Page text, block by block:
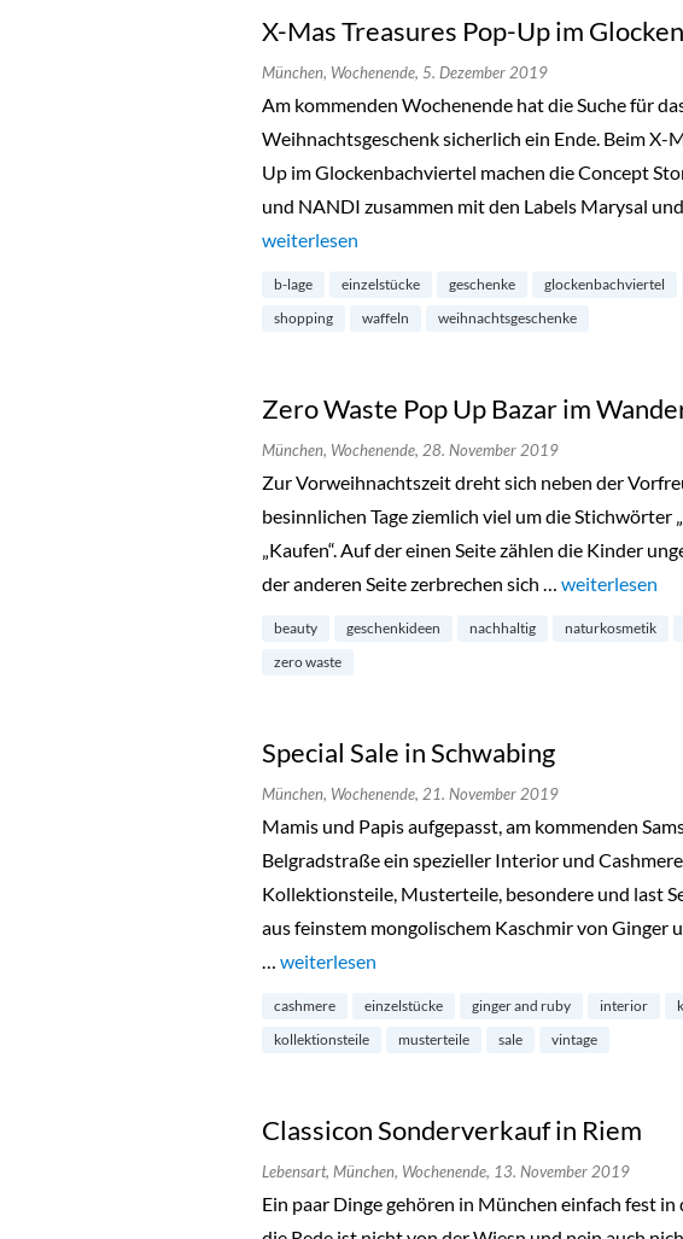
X-Mas Treasures Pop-Up im
München, Wochenende, 5. Dezember 2019
Am kommenden Wochenende hat die Suche für
Weihnachtsgeschenk sicherlich ein Ende. Beim X-
Up im Glockenbachviertel machen die Concept
und NANDI zusammen mit den Labels Marysal
„X-Mas Treasures Pop-Up im Glockenbachviertel“
weiterlesen
b-lage einzelstücke geschenke glockenbachviertel
shopping
waffeln weihnachtsgeschenke
Zero Waste Pop Up Bazar im
München, Wochenende, 28. November 2019
Zur Vorweihnachtszeit dreht sich neben der
besinnlichen Tage ziemlich viel um die Stichwörter
„Kaufen“. Auf der einen Seite zählen die Kinder
der anderen Seite zerbrechen sich … „Zero Waste
weiterlesen
beauty geschenkideen nachhaltig naturkosmetik
zero waste
Special Sale in Schwabing
München, Wochenende, 21. November 2019
Mamis und Papis aufgepasst, am kommenden
Belgradstraße ein spezieller Interior und
Kollektionsteile, Musterteile, besondere und last
aus feinstem mongolischem Kaschmir von Ginger
… „Special Sale in Schwabing“
weiterlesen
cashmere einzelstücke ginger and ruby interior
kollektionsteile
musterteile sale vintage
Classicon Sonderverkauf in Riem
Lebensart, München, Wochenende, 13. November 2019
Ein paar Dinge gehören in München einfach fest in